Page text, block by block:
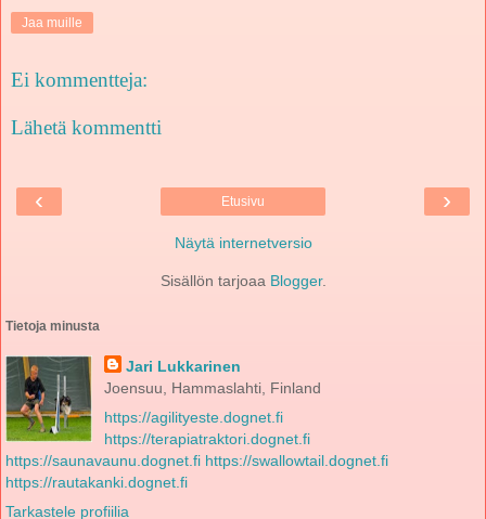
Jaa muille
Ei kommentteja:
Lähetä kommentti
‹ ›
Etusivu
Näytä internetversio
Sisällön tarjoaa Blogger.
Tietoja minusta
Jari Lukkarinen
Joensuu, Hammaslahti, Finland
https://agilityeste.dognet.fi
https://terapiatraktori.dognet.fi
https://saunavaunu.dognet.fi https://swallowtail.dognet.fi
https://rautakanki.dognet.fi
Tarkastele profiilia